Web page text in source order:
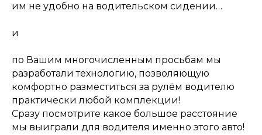
им не удобно на водительском сидении…
и
по Вашим многочисленным просьбам мы
разработали технологию, позволяющую
комфортно разместиться за рулём водителю
практически любой комплекции!
Сразу посмотрите какое большое расстояние
мы выиграли для водителя именно этого авто!